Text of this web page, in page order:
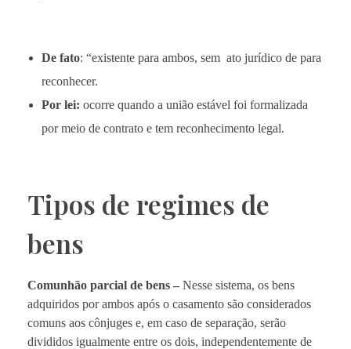
De fato: “existente para ambos, sem ato jurídico de para
reconhecer.
Por lei: ocorre quando a união estável foi formalizada
por meio de contrato e tem reconhecimento legal.
Tipos de regimes de
bens
Comunhão parcial de bens – Nesse sistema, os bens
adquiridos por ambos após o casamento são considerados
comuns aos cônjuges e, em caso de separação, serão
divididos igualmente entre os dois, independentemente de